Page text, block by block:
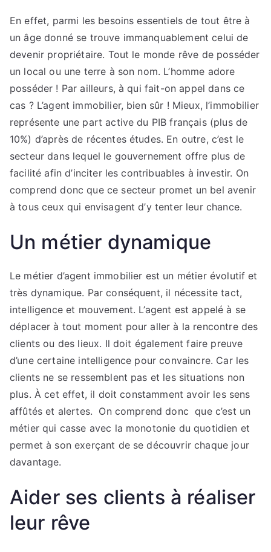
En effet, parmi les besoins essentiels de tout être à
un âge donné se trouve immanquablement celui de
devenir propriétaire. Tout le monde rêve de posséder
un local ou une terre à son nom. L’homme adore
posséder ! Par ailleurs, à qui fait-on appel dans ce
cas ? L’agent immobilier, bien sûr ! Mieux, l’immobilier
représente une part active du PIB français (plus de
10%) d’après de récentes études. En outre, c’est le
secteur dans lequel le gouvernement offre plus de
facilité afin d’inciter les contribuables à investir. On
comprend donc que ce secteur promet un bel avenir
à tous ceux qui envisagent d’y tenter leur chance.
Un métier dynamique
Le métier d’agent immobilier est un métier évolutif et
très dynamique. Par conséquent, il nécessite tact,
intelligence et mouvement. L’agent est appelé à se
déplacer à tout moment pour aller à la rencontre des
clients ou des lieux. Il doit également faire preuve
d’une certaine intelligence pour convaincre. Car les
clients ne se ressemblent pas et les situations non
plus. À cet effet, il doit constamment avoir les sens
affûtés et alertes. On comprend donc que c’est un
métier qui casse avec la monotonie du quotidien et
permet à son exerçant de se découvrir chaque jour
davantage.
Aider ses clients à réaliser
leur rêve